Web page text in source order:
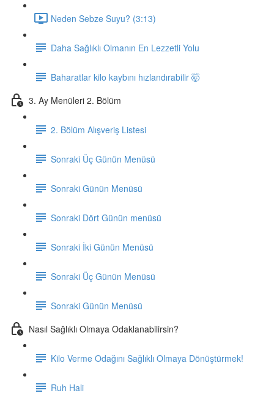
Neden Sebze Suyu? (3:13)
Daha Sağlıklı Olmanın En Lezzetli Yolu
Baharatlar kilo kaybını hızlandırabilir 🤯
3. Ay Menüleri 2. Bölüm
2. Bölüm Alışveriş Listesi
Sonraki Üç Günün Menüsü
Sonraki Günün Menüsü
Sonraki Dört Günün menüsü
Sonraki İki Günün Menüsü
Sonraki Üç Günün Menüsü
Sonraki Günün Menüsü
Nasıl Sağlıklı Olmaya Odaklanabilirsin?
Kilo Verme Odağını Sağlıklı Olmaya Dönüştürmek!
Ruh Hali